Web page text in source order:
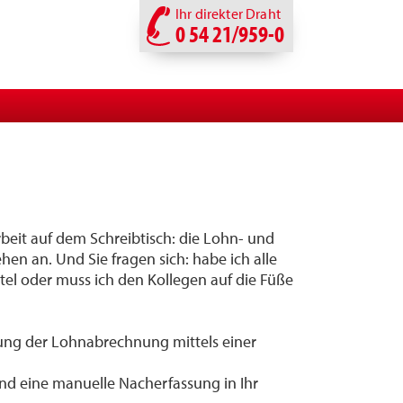
Ihr direkter Draht
0 54 21/959-0
auf dem Schreibtisch: die Lohn- und
an. Und Sie fragen sich: habe ich alle
oder muss ich den Kollegen auf die Füße
der Lohnabrechnung mittels einer
eine manuelle Nacherfassung in Ihr